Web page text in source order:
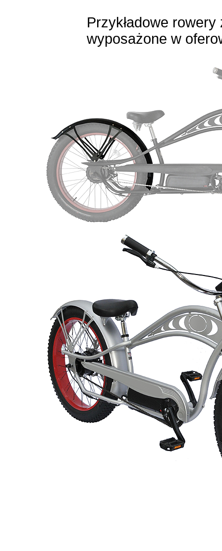
Przykładowe rowery
wyposażone w